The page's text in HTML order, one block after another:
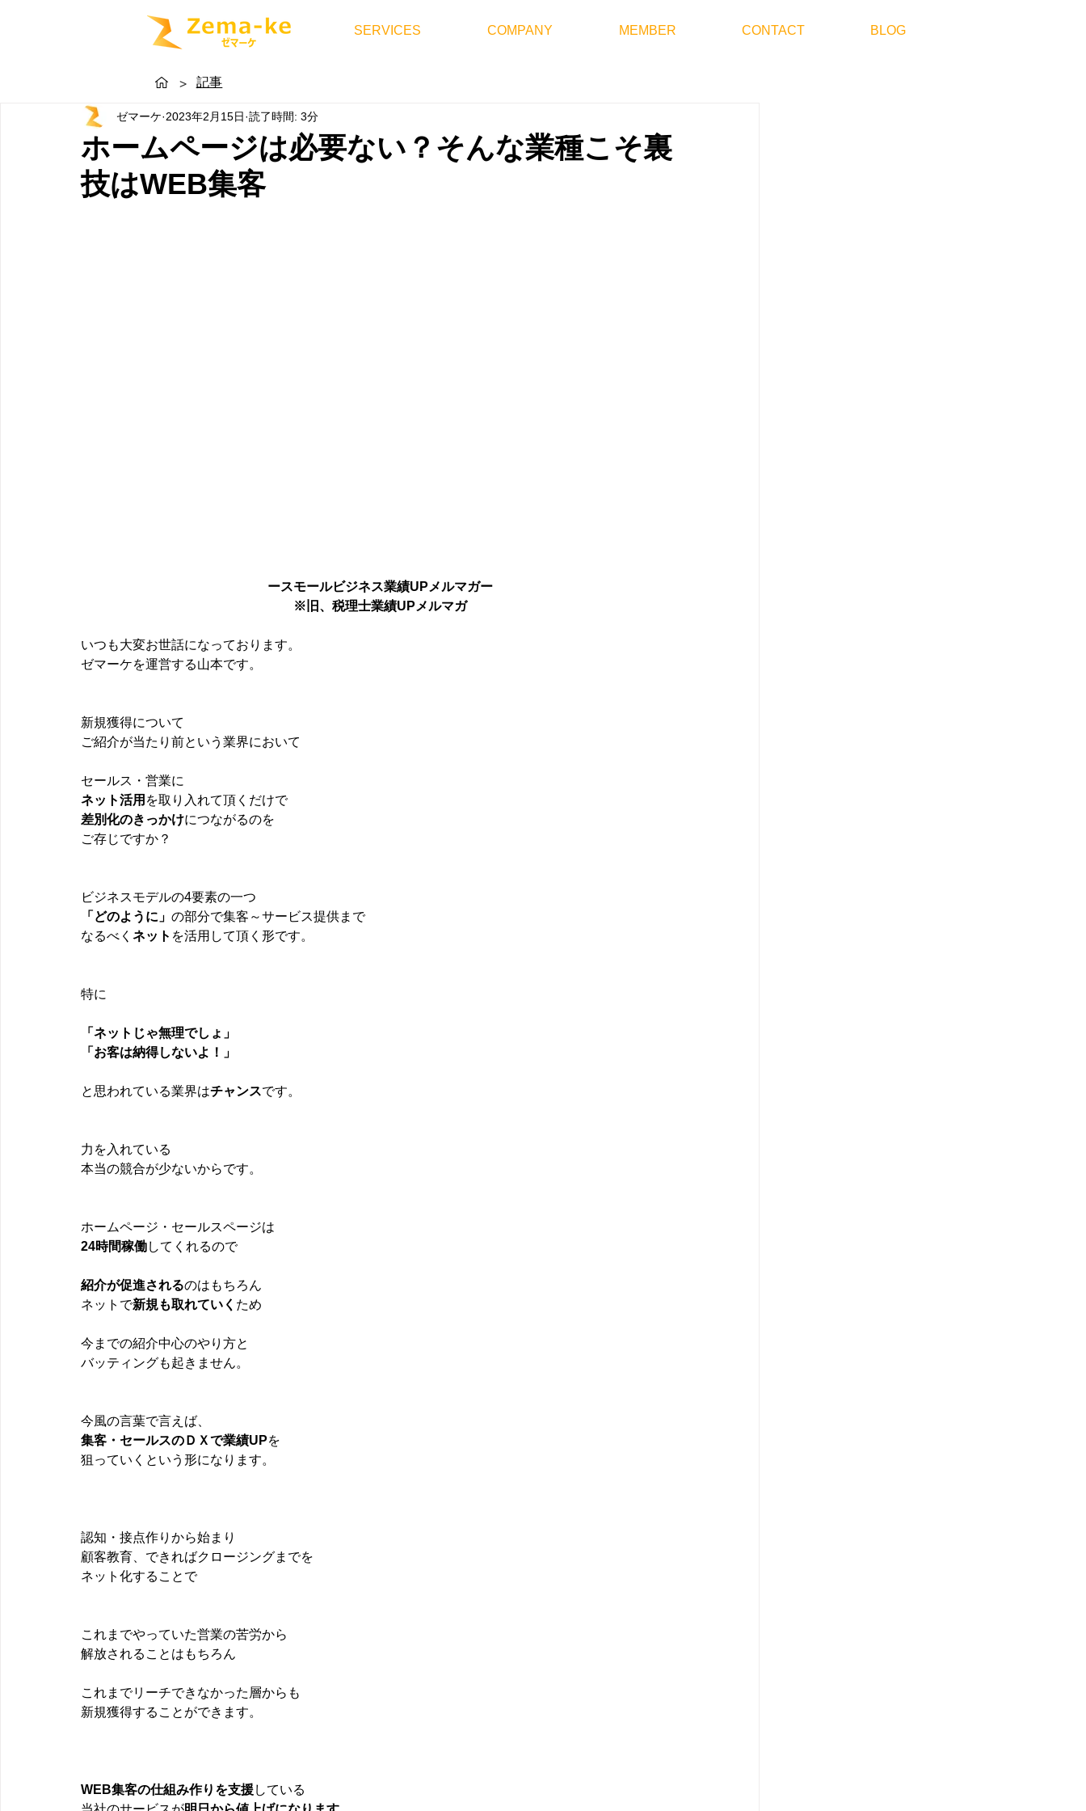
SERVICES COMPANY MEMBER CONTACT BLOG
ホームページは必要ない？そんな業種こそ裏
技はWEB集客
ゼマーケ 2023年2月15日 読了時間: 3分
ースモールビジネス業績UPメルマガー
※旧、税理士業績UPメルマガ
いつも大変お世話になっております。
ゼマーケを運営する山本です。
新規獲得について
ご紹介が当たり前という業界において
セールス・営業に
ネット活用 を取り入れて頂くだけで
差別化のきっかけにつながるのを
ご存じですか？
ビジネスモデルの4要素の一つ
「どのように」 の部分で集客～サービス提供まで
なるべく ネット を活用して頂く形です。
特に
「ネットじゃ無理でしょ」
「お客は納得しないよ！」
と思われている業界はチャンスです。
力を入れている
本当の競合が少ないからです。
ホームページ・セールスページは
24時間稼働してくれるので
紹介が促進されるのはもちろん
ネットで新規も取れていく ため
今までの紹介中心のやり方と
バッティングも起きません。
今風の言葉で言えば、
集客・セールスのＤＸで業績UPを
狙っていくという形になります。
認知・接点作りから始まり
顧客教育、できればクロージングまでを
ネット化することで
これまでやっていた営業の苦労から
解放されることはもちろん
これまでリーチできなかった層からも
新規獲得することができます。
WEB集客の仕組み作りを支援している
> 記事